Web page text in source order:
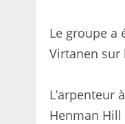
Le groupe a
Virtanen sur
L’arpenteur
Henman